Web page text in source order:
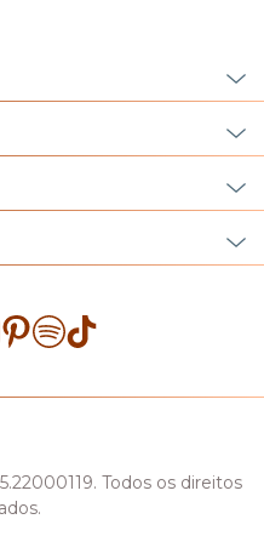
Todos os direitos